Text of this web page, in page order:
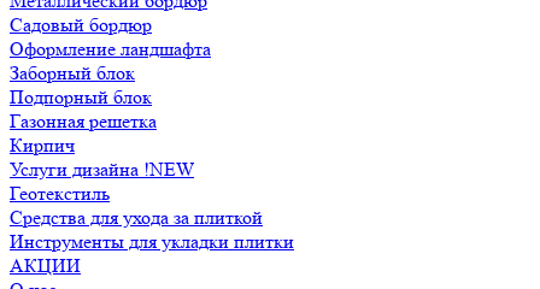
Садовый бордюр
Оформление ландшафта
Заборный блок
Подпорный блок
Газонная решетка
Кирпич
Услуги дизайна !NEW
Геотекстиль
Средства для ухода за плиткой
Инструменты для укладки плитки
АКЦИИ